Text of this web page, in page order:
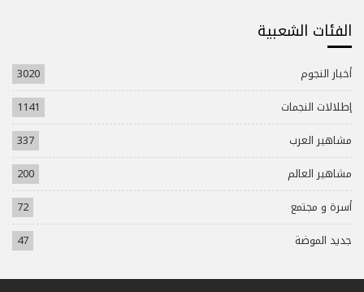
الفئات الشعبية
أخبار النجوم
3020
إطلالات النجمات
1141
مشاهير العرب
337
مشاهير العالم
200
أسرة و مجتمع
72
جديد الموضة
47